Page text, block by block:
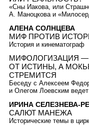
«Сны Иакова, или
А. Маноцкова и
АЛЕНА СОЛНЦЕВА
МИФ ПРОТИВ
История и кинематограф
МИФОЛОГИЗАЦИЯ —
ОТ ИСТИНЫ, А
СТРЕМИТСЯ
Беседу с Алексеем
и Олегом Лоевским
ИРИНА СЕЛЕЗНЕВА-
САЛЮТ МАНЕЖА
Исторические темы в